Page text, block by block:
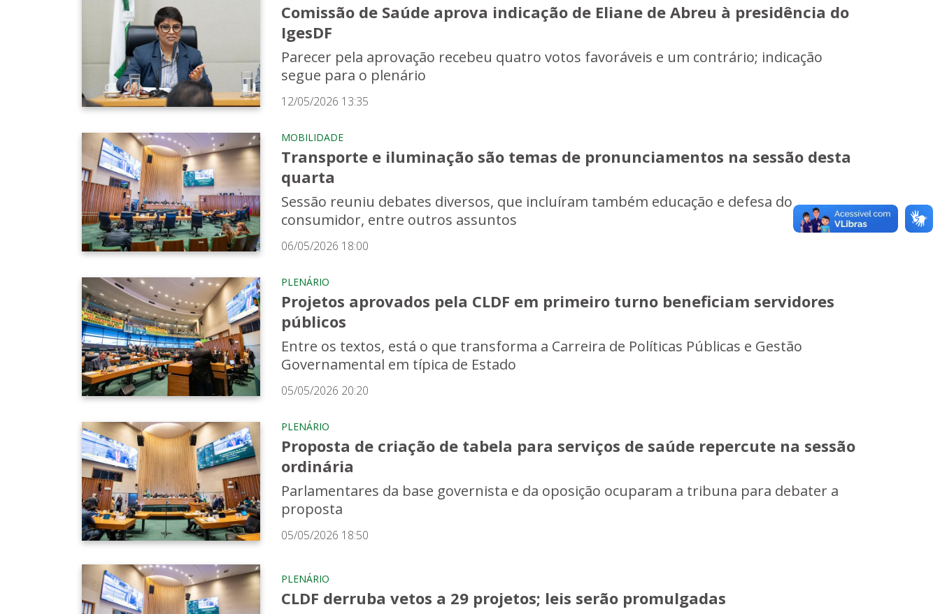
Comissão de Saúde aprova indicação de Eliane de Abreu à presidência do
IgesDF
Parecer pela aprovação recebeu quatro votos favoráveis e um contrário; indicação
segue para o plenário
12/05/2026 13:35
MOBILIDADE
Transporte e iluminação são temas de pronunciamentos na sessão desta
quarta
Sessão reuniu debates diversos, que incluíram também educação e defesa do
consumidor, entre outros assuntos
06/05/2026 18:00
PLENÁRIO
Projetos aprovados pela CLDF em primeiro turno beneficiam servidores
públicos
Entre os textos, está o que transforma a Carreira de Políticas Públicas e Gestão
Governamental em típica de Estado
05/05/2026 20:20
PLENÁRIO
Proposta de criação de tabela para serviços de saúde repercute na sessão
ordinária
Parlamentares da base governista e da oposição ocuparam a tribuna para debater a
proposta
05/05/2026 18:50
PLENÁRIO
CLDF derruba vetos a 29 projetos; leis serão promulgadas